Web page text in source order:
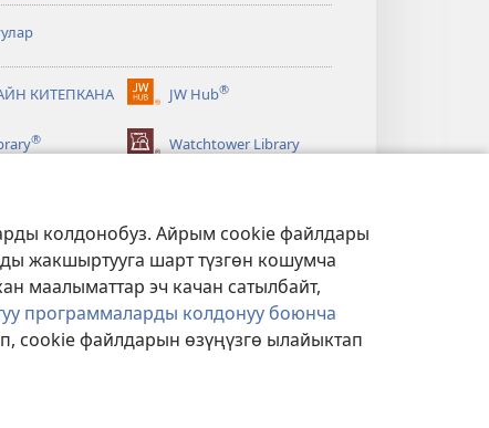
колдонобуз. Айрым cookie файлдары
жакшыртууга шарт түзгөн кошумча
маалыматтар эч качан сатылбайт,
программаларды колдонуу боюнча
cookie файлдарын өзүңүзгө ылайыктап
КИТЕПКАНА JW Hub®
(жаңы
терезе
ачат)
® Watchtower Library